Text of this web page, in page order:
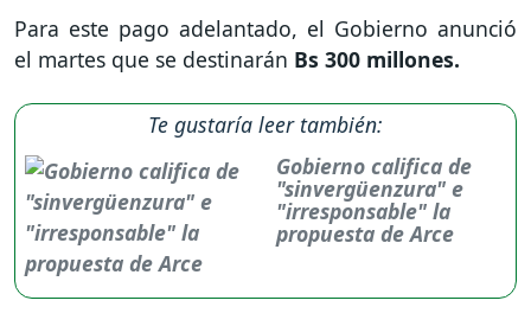
Para este pago adelantado, el Gobierno anunció
el martes que se destinarán Bs 300 millones.
Te gustaría leer también:
Gobierno califica de
"sinvergüenzura" e
"irresponsable" la
propuesta de Arce